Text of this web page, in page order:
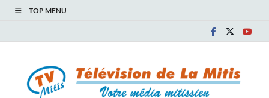
TOP MENU